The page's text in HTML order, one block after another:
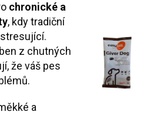
chronické a
, kdy tradiční
z chutných
že váš pes
a